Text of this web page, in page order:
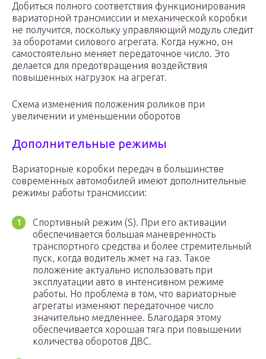
Добиться полного соответствия функционирования
вариаторной трансмиссии и механической коробки
не получится, поскольку управляющий модуль следит
за оборотами силового агрегата. Когда нужно, он
самостоятельно меняет передаточное число. Это
делается для предотвращения воздействия
повышенных нагрузок на агрегат.
Схема изменения положения роликов при
увеличении и уменьшении оборотов
Дополнительные режимы
Вариаторные коробки передач в большинстве
современных автомобилей имеют дополнительные
режимы работы трансмиссии:
Спортивный режим (S). При его активации
обеспечивается большая маневренность
транспортного средства и более стремительный
пуск, когда водитель жмет на газ. Такое
положение актуально использовать при
эксплуатации авто в интенсивном режиме
работы. Но проблема в том, что вариаторные
агрегаты изменяют передаточное число
значительно медленнее. Благодаря этому
обеспечивается хорошая тяга при повышении
количества оборотов ДВС.